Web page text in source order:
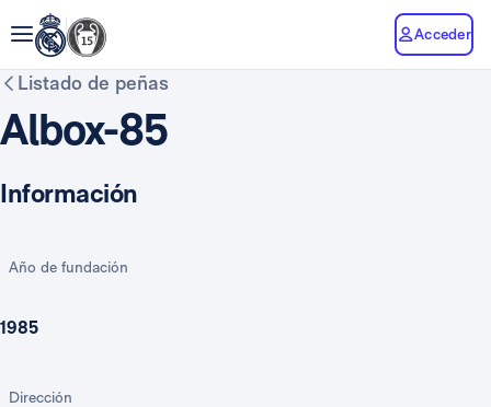
Acceder
Listado de peñas
Albox-85
Información
Año de fundación
1985
Dirección